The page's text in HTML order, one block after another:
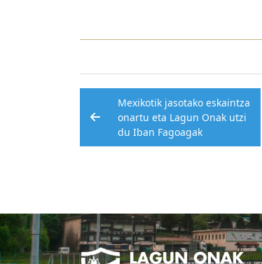
Post
navigation
Mexikotik jasotako eskaintza
onartu eta Lagun Onak utzi
du Iban Fagoagak